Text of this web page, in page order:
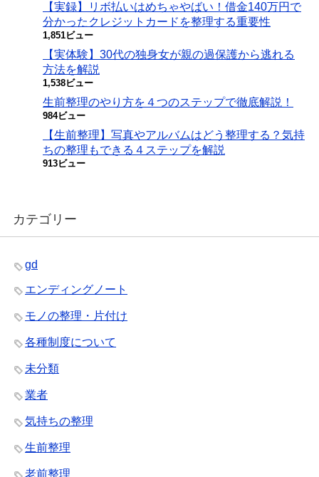
【実録】リボ払いはめちゃやばい！借金140万円で
分かったクレジットカードを整理する重要性
1,851ビュー
【実体験】30代の独身女が親の過保護から逃れる
方法を解説
1,538ビュー
生前整理のやり方を４つのステップで徹底解説！
984ビュー
【生前整理】写真やアルバムはどう整理する？気持
ちの整理もできる４ステップを解説
913ビュー
カテゴリー
gd
エンディングノート
モノの整理・片付け
各種制度について
未分類
業者
気持ちの整理
生前整理
老前整理